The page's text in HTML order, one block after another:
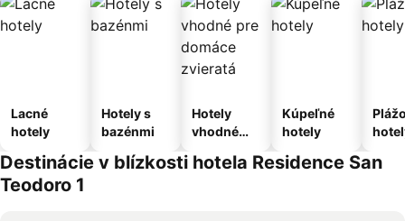
Lacné
hotely
Hotely s
bazénmi
Hotely
vhodné
domáce
Kúpeľné
hotely
Destinácie v blízkosti hotela Residence San
Teodoro 1